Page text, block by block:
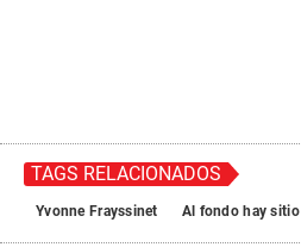
TAGS RELACIONADOS
Yvonne Frayssinet Al fondo hay sitio